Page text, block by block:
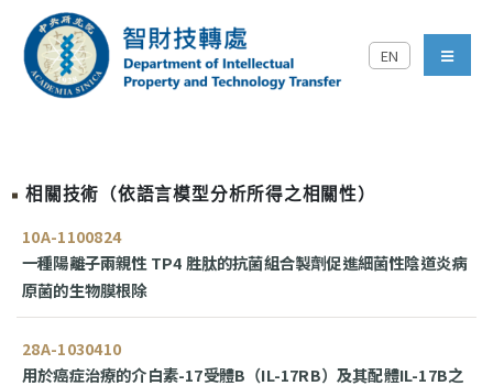
跳到主要內容區塊
中央研究院智財技轉處對
EN
menu
相關技術（依語言模型分析所得之相關性）
10A-1100824
一種陽離子兩親性 TP4 胜肽的抗菌組合製劑促進細菌性陰道炎病
原菌的生物膜根除
28A-1030410
用於癌症治療的介白素-17受體B（IL-17RB）及其配體IL-17B之